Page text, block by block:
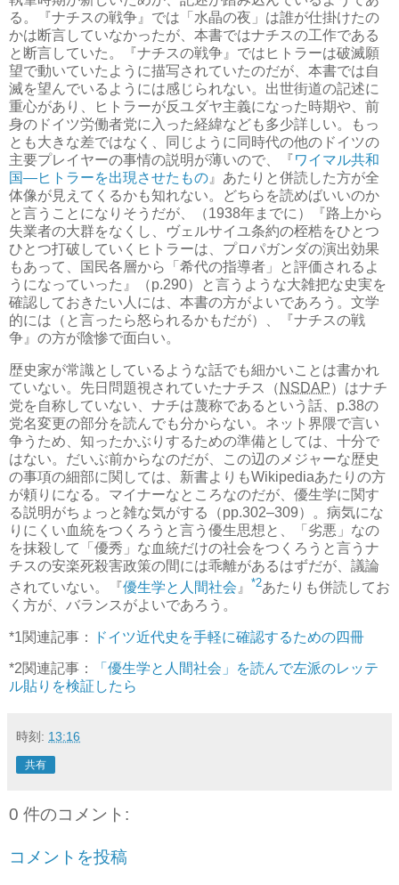
る。『ナチスの戦争』では「水晶の夜」は誰が仕掛けたの
かは断言していなかったが、本書ではナチスの工作である
と断言していた。『ナチスの戦争』ではヒトラーは破滅願
望で動いていたように描写されていたのだが、本書では自
滅を望んでいるようには感じられない。出世街道の記述に
重心があり、ヒトラーが反ユダヤ主義になった時期や、前
身のドイツ労働者党に入った経緯なども多少詳しい。もっ
とも大きな差ではなく、同じように同時代の他のドイツの
主要プレイヤーの事情の説明が薄いので、『ワイマル共和
国―ヒトラーを出現させたもの 』あたりと併読した方が全
体像が見えてくるかも知れない。どちらを読めばいいのか
と言うことになりそうだが、（1938年までに）『路上から
失業者の大群をなくし、ヴェルサイユ条約の桎梏をひとつ
ひとつ打破していくヒトラーは、プロパガンダの演出効果
もあって、国民各層から「希代の指導者」と評価されるよ
うになっていった』（p.290）と言うような大雑把な史実を
確認しておきたい人には、本書の方がよいであろう。文学
的には（と言ったら怒られるかもだが）、『ナチスの戦
争』の方が陰惨で面白い。
歴史家が常識としているような話でも細かいことは書かれ
ていない。先日問題視されていたナチス（ NSDAP）はナチ
党を自称していない、ナチは蔑称であるという話、p.38の
党名変更の部分を読んでも分からない。ネット界隈で言い
争うため、知ったかぶりするための準備としては、十分で
はない。だいぶ前からなのだが、この辺のメジャーな歴史
の事項の細部に関しては、新書よりもWikipediaあたりの方
が頼りになる。マイナーなところなのだが、優生学に関す
る説明がちょっと雑な気がする（pp.302–309）。病気にな
りにくい血統をつくろうと言う優生思想と、「劣悪」なの
を抹殺して「優秀」な血統だけの社会をつくろうと言うナ
チスの安楽死殺害政策の間には乖離があるはずだが、議論
されていない。『優生学と人間社会 』 *2あたりも併読してお
く方が、バランスがよいであろう。
*1関連記事： ドイツ近代史を手軽に確認するための四冊
*2関連記事：
「優生学と人間社会」を読んで左派のレッテ
ル貼りを検証したら
時刻: 13:16
共有
0 件のコメント:
コメントを投稿